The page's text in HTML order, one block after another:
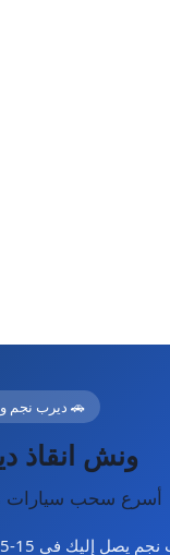
🚗 ديرب نجم
ونش انقاذ
أسرع سحب سيارات